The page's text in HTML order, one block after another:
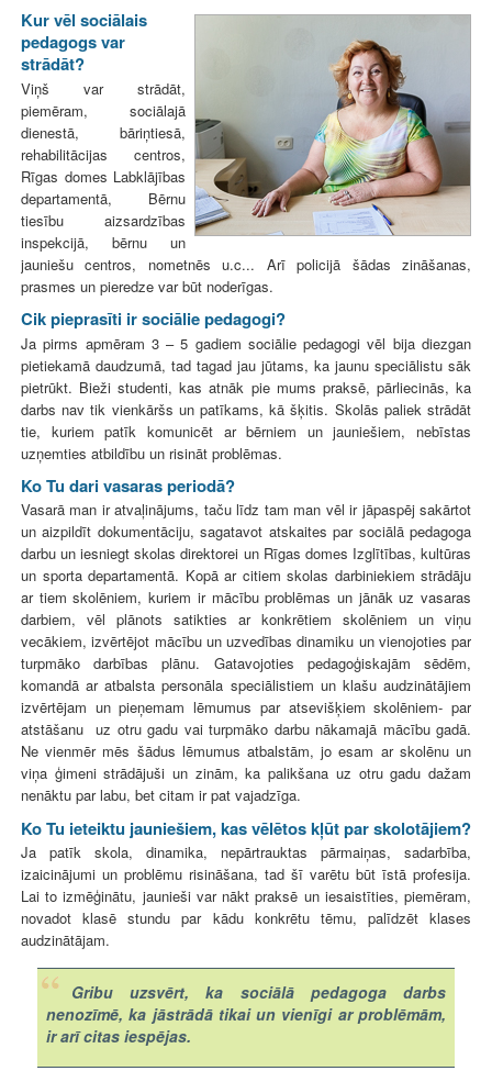
Kur vēl sociālais
pedagogs var
strādāt?
Viņš var strādāt,
piemēram, sociālajā
dienestā, bāriņtiesā,
rehabilitācijas centros,
Rīgas domes Labklājības
departamentā, Bērnu
tiesību aizsardzības
inspekcijā, bērnu un
jauniešu centros, nometnēs u.c... Arī policijā šādas zināšanas,
prasmes un pieredze var būt noderīgas.
Cik pieprasīti ir sociālie pedagogi?
Ja pirms apmēram 3 – 5 gadiem sociālie pedagogi vēl bija diezgan
pietiekamā daudzumā, tad tagad jau jūtams, ka jaunu speciālistu sāk
pietrūkt. Bieži studenti, kas atnāk pie mums praksē, pārliecinās, ka
darbs nav tik vienkāršs un patīkams, kā šķitis. Skolās paliek strādāt
tie, kuriem patīk komunicēt ar bērniem un jauniešiem, nebīstas
uzņemties atbildību un risināt problēmas.
Ko Tu dari vasaras periodā?
Vasarā man ir atvaļinājums, taču līdz tam man vēl ir jāpaspēj sakārtot
un aizpildīt dokumentāciju, sagatavot atskaites par sociālā pedagoga
darbu un iesniegt skolas direktorei un Rīgas domes Izglītības, kultūras
un sporta departamentā. Kopā ar citiem skolas darbiniekiem strādāju
ar tiem skolēniem, kuriem ir mācību problēmas un jānāk uz vasaras
darbiem, vēl plānots satikties ar konkrētiem skolēniem un viņu
vecākiem, izvērtējot mācību un uzvedības dinamiku un vienojoties par
turpmāko darbības plānu. Gatavojoties pedagoģiskajām sēdēm,
komandā ar atbalsta personāla speciālistiem un klašu audzinātājiem
izvērtējam un pieņemam lēmumus par atsevišķiem skolēniem- par
atstāšanu uz otru gadu vai turpmāko darbu nākamajā mācību gadā.
Ne vienmēr mēs šādus lēmumus atbalstām, jo esam ar skolēnu un
viņa ģimeni strādājuši un zinām, ka palikšana uz otru gadu dažam
nenāktu par labu, bet citam ir pat vajadzīga.
Ko Tu ieteiktu jauniešiem, kas vēlētos kļūt par skolotājiem?
Ja patīk skola, dinamika, nepārtrauktas pārmaiņas, sadarbība,
izaicinājumi un problēmu risināšana, tad šī varētu būt īstā profesija.
Lai to izmēģinātu, jaunieši var nākt praksē un iesaistīties, piemēram,
novadot klasē stundu par kādu konkrētu tēmu, palīdzēt klases
audzinātājam.
Gribu uzsvērt, ka sociālā pedagoga darbs
nenozīmē, ka jāstrādā tikai un vienīgi ar problēmām,
ir arī citas iespējas.